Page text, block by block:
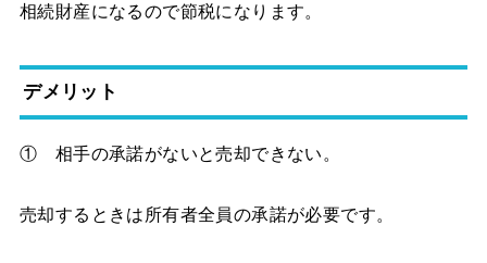
相続財産になるので節税になります。
デメリット
① 相手の承諾がないと売却できない。
売却するときは所有者全員の承諾が必要です。